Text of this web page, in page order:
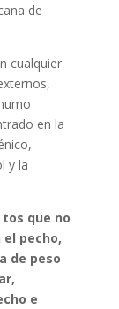
de
cualquier
en la
y la
tos que no
pecho,
de peso
e